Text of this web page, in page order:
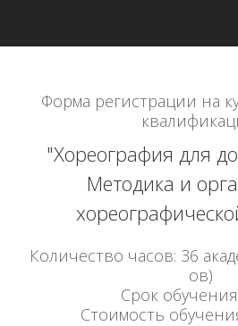
Форма регистрации на
"Хореография для
Методика и
Количество часов: 36
ов)
Срок
Стоимость